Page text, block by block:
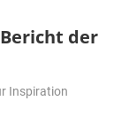
der
Inspiration